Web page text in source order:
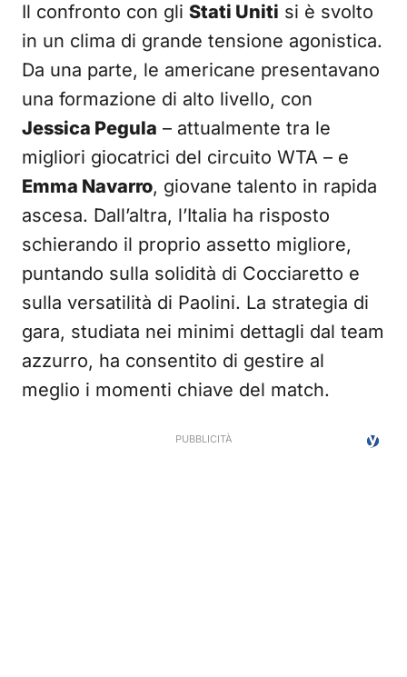
Il confronto con gli Stati Uniti si è svolto
in un clima di grande tensione agonistica.
Da una parte, le americane presentavano
una formazione di alto livello, con
Jessica Pegula – attualmente tra le
migliori giocatrici del circuito WTA – e
Emma Navarro, giovane talento in rapida
ascesa. Dall’altra, l’Italia ha risposto
schierando il proprio assetto migliore,
puntando sulla solidità di Cocciaretto e
sulla versatilità di Paolini. La strategia di
gara, studiata nei minimi dettagli dal team
azzurro, ha consentito di gestire al
meglio i momenti chiave del match.